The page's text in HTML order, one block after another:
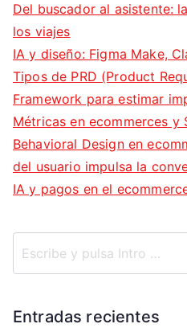
Del buscador al asistente:
los viajes
IA y diseño: Figma Make,
Tipos de PRD (Product
Framework para estimar
Métricas en ecommerces y
Behavioral Design en
del usuario impulsa la
IA y pagos en el
Entradas recientes